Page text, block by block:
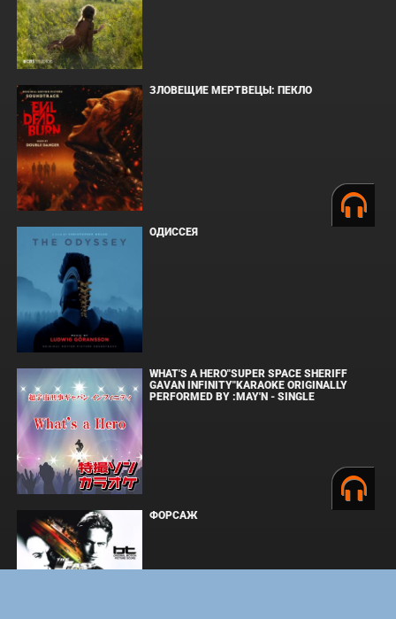
ЗЛОВЕЩИЕ МЕРТВЕЦЫ: ПЕКЛО
ОДИССЕЯ
WHAT'S A HERO"SUPER SPACE SHERIFF
GAVAN INFINITY"KARAOKE ORIGINALLY
PERFORMED BY :MAY'N - SINGLE
ФОРСАЖ